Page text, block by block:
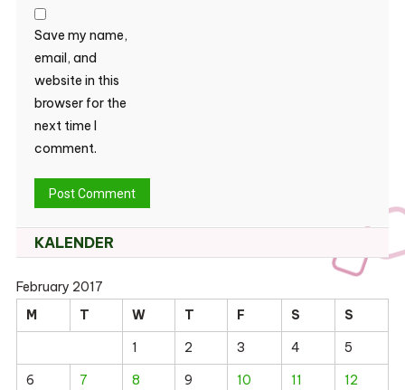
Save my name,
email, and
website in this
browser for the
next time I
comment.
KALENDER
February 2017
M
T W T F S
S
1
2 3 4
5
6
7 8 9 10 11
12